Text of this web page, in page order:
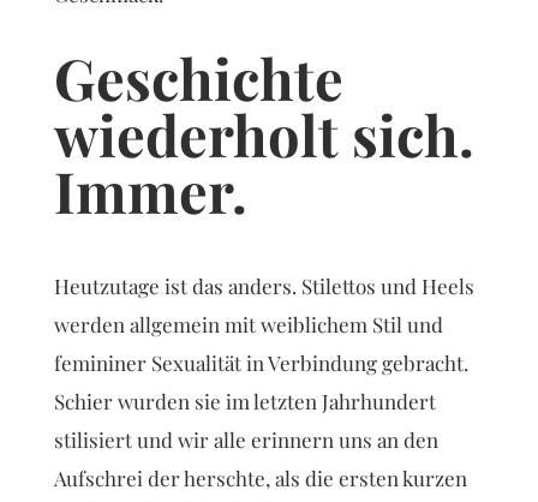
Geschichte
wiederholt sich.
Immer.
Heutzutage ist das anders. Stilettos und Heels
werden allgemein mit weiblichem Stil und
femininer Sexualität in Verbindung gebracht.
Schier wurden sie im letzten Jahrhundert
stilisiert und wir alle erinnern uns an den
Aufschrei der herschte, als die ersten kurzen